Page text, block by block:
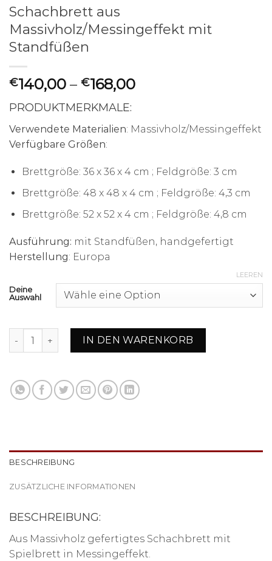
Schachbrett aus
Massivholz/Messingeffekt mit
Standfüßen
€140,00 – €168,00
PRODUKTMERKMALE:
Verwendete Materialien: Massivholz/Messingeffekt
Verfügbare Größen:
Brettgröße: 36 x 36 x 4 cm ; Feldgröße: 3 cm
Brettgröße: 48 x 48 x 4 cm ; Feldgröße: 4,3 cm
Brettgröße: 52 x 52 x 4 cm ; Feldgröße: 4,8 cm
Ausführung: mit Standfüßen, handgefertigt
Herstellung: Europa
Deine
Auswahl
LEEREN
Schachbrett aus Massivholz/Messingeffekt mit
IN DEN WARENKORB
BESCHREIBUNG
ZUSÄTZLICHE INFORMATIONEN
BESCHREIBUNG:
Aus Massivholz gefertigtes Schachbrett mit
Spielbrett in Messingeffekt.